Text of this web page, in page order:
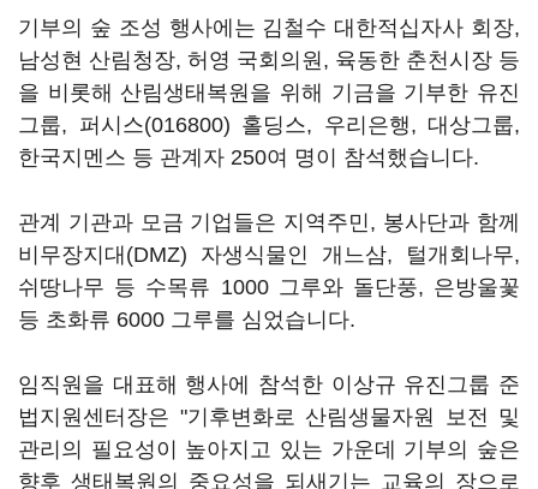
기부의 숲 조성 행사에는 김철수 대한적십자사 회장,
남성현 산림청장, 허영 국회의원, 육동한 춘천시장 등
을 비롯해 산림생태복원을 위해 기금을 기부한 유진
그룹, 퍼시스(016800) 홀딩스, 우리은행, 대상그룹,
한국지멘스 등 관계자 250여 명이 참석했습니다.
관계 기관과 모금 기업들은 지역주민, 봉사단과 함께
비무장지대(DMZ) 자생식물인 개느삼, 털개회나무,
쉬땅나무 등 수목류 1000 그루와 돌단풍, 은방울꽃
등 초화류 6000 그루를 심었습니다.
임직원을 대표해 행사에 참석한 이상규 유진그룹 준
법지원센터장은 "기후변화로 산림생물자원 보전 및
관리의 필요성이 높아지고 있는 가운데 기부의 숲은
향후 생태복원의 중요성을 되새기는 교육의 장으로